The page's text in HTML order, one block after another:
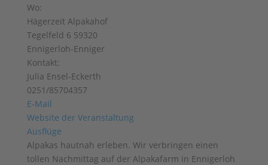
Wo:
Hägerzeit Alpakahof
Tegelfeld 6 59320
Ennigerloh-Enniger
Kontakt:
Julia Ensel-Eckerth
0251/85704357
E-Mail
Website der Veranstaltung
Ausflüge
Alpakas hautnah erleben. Wir verbringen einen
tollen Nachmittag auf der Alpakafarm in Ennigerloh